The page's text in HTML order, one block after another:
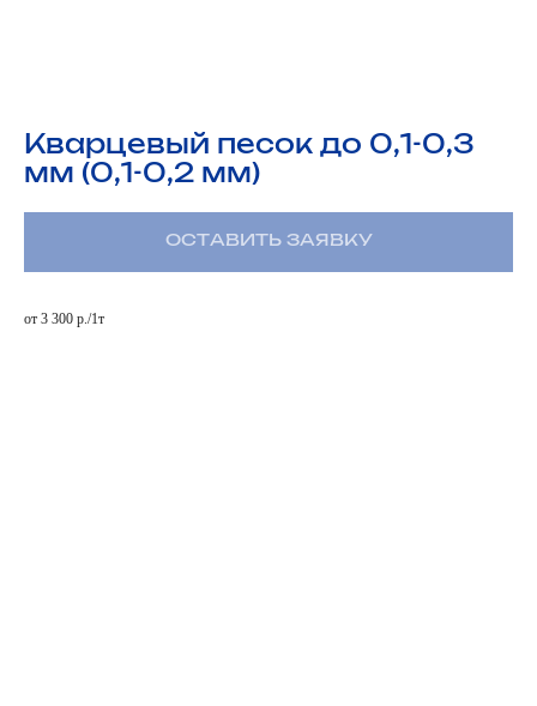
Кварцевый песок до 0,1-0,3
мм (0,1-0,2 мм)
ОСТАВИТЬ ЗАЯВКУ
от 3 300 р./1т